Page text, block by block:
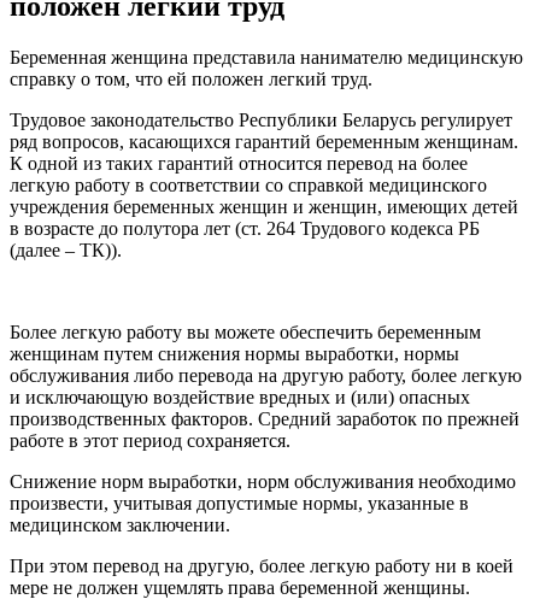
Беременная женщина представила нанимателю медицинскую
справку о том, что ей положен легкий труд.
Трудовое законодательство Республики Беларусь регулирует
ряд вопросов, касающихся гарантий беременным женщинам.
К одной из таких гарантий относится перевод на более
легкую работу в соответствии со справкой медицинского
учреждения беременных женщин и женщин, имеющих детей
в возрасте до полутора лет (ст. 264 Трудового кодекса РБ
(далее – ТК)).
Более легкую работу вы можете обеспечить беременным
женщинам путем снижения нормы выработки, нормы
обслуживания либо перевода на другую работу, более легкую
и исключающую воздействие вредных и (или) опасных
производственных факторов. Средний заработок по прежней
работе в этот период сохраняется.
Снижение норм выработки, норм обслуживания необходимо
произвести, учитывая допустимые нормы, указанные в
медицинском заключении.
При этом перевод на другую, более легкую работу ни в коей
мере не должен ущемлять права беременной женщины.